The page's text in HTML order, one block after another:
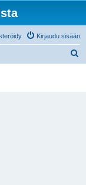
Kirjaudu sisään